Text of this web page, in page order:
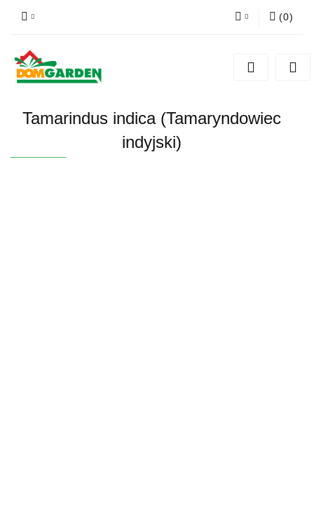
Zarejestruj się
Zgody cookies
(0)
Tamarindus indica (Tamaryndowiec
indyjski)